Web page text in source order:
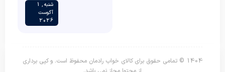
شنبه , 1
آگوست
2026
1404 © تمامی حقوق برای کالای خواب رادمان محفوظ است. و کپی برداری